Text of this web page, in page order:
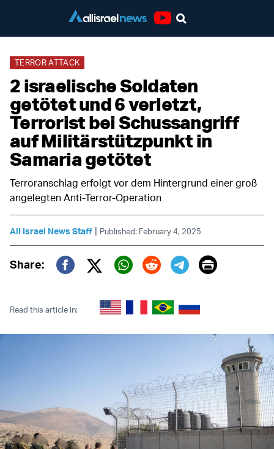
TERROR ATTACK
2 israelische Soldaten
getötet und 6 verletzt,
Terrorist bei Schussangriff
auf Militärstützpunkt in
Samaria getötet
Terroranschlag erfolgt vor dem Hintergrund einer groß
angelegten Anti-Terror-Operation
All Israel News Staff | Published: February 4, 2025
Share:
Twitter (X)
Print
Read this article in: